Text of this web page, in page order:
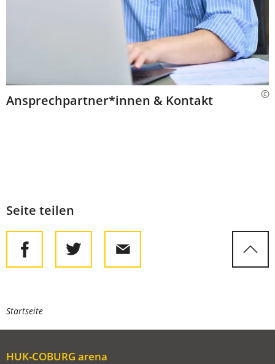
Ansprechpartner*innen & Kontakt
Seite teilen
Sie
befinden
sich
Startseite
HUK-COBURG arena